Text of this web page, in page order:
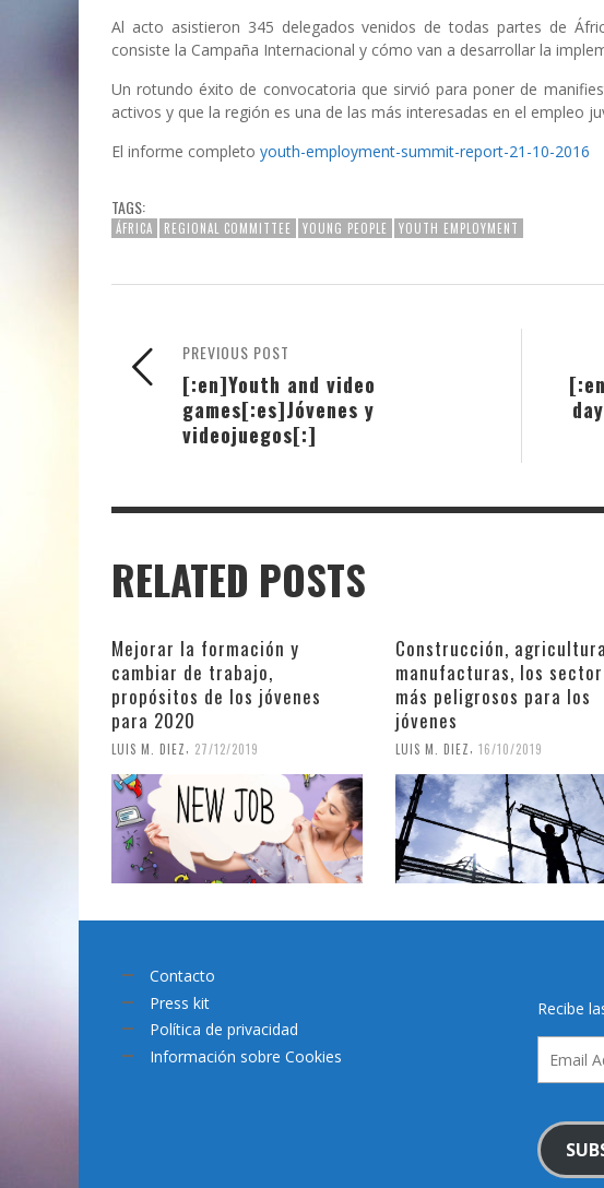
Al acto asistieron 345 delegados venidos de todas partes de
consiste la Campaña Internacional y cómo van a desarrollar la
Un rotundo éxito de convocatoria que sirvió para poner de
activos y que la región es una de las más interesadas en el empleo
El informe completo youth-employment-summit-report-21-10-2016
TAGS:
ÁFRICA REGIONAL COMMITTEE YOUNG PEOPLE YOUTH EMPLOYMENT
PREVIOUS POST
[:en]Youth and video
games[:es]Jóvenes y
videojuegos[:]
RELATED POSTS
Mejorar la formación y
cambiar de trabajo,
propósitos de los jóvenes
para 2020
LUIS M. DIEZ 27/12/2019
Construcción,
manufacturas, los
más peligrosos para los
jóvenes
LUIS M. DIEZ 16/10/2019
Contacto
Press kit
Política de privacidad
Información sobre Cookies
Recibe
Address